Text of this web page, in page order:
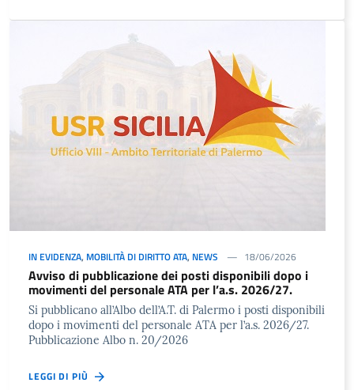
IN EVIDENZA, MOBILITÀ DI DIRITTO ATA, NEWS 18/06/2026
Avviso di pubblicazione dei posti disponibili dopo i
movimenti del personale ATA per l’a.s. 2026/27.
Si pubblicano all’Albo dell’A.T. di Palermo i posti disponibili
dopo i movimenti del personale ATA per l’a.s. 2026/27.
Pubblicazione Albo n. 20/2026
LEGGI DI PIÙ